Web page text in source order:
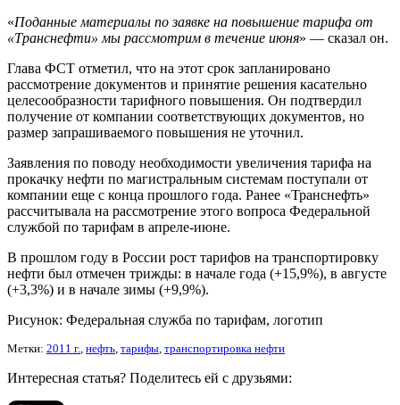
«Поданные материалы по заявке на повышение тарифа от
«Транснефти» мы рассмотрим в течение июня» — сказал он.
Глава ФСТ отметил, что на этот срок запланировано
рассмотрение документов и принятие решения касательно
целесообразности тарифного повышения. Он подтвердил
получение от компании соответствующих документов, но
размер запрашиваемого повышения не уточнил.
Заявления по поводу необходимости увеличения тарифа на
прокачку нефти по магистральным системам поступали от
компании еще с конца прошлого года. Ранее «Транснефть»
рассчитывала на рассмотрение этого вопроса Федеральной
службой по тарифам в апреле-июне.
В прошлом году в России рост тарифов на транспортировку
нефти был отмечен трижды: в начале года (+15,9%), в августе
(+3,3%) и в начале зимы (+9,9%).
Рисунок: Федеральная служба по тарифам, логотип
Метки: 2011 г., нефть, тарифы, транспортировка нефти
Интересная статья? Поделитесь ей с друзьями: